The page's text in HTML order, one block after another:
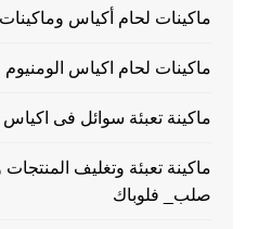
ماكينات لحام أكياس وماكينات
ماكينات لحام اكياس الومنيوم
ماكينة تعبئة سوائل فى اكياس
ماكينة تعبئة وتغليف
صلب_ فلوباك